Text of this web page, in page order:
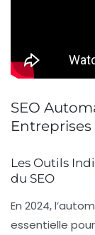
SEO
Entreprises
Les Outils
du SEO
En 2024,
essentielle